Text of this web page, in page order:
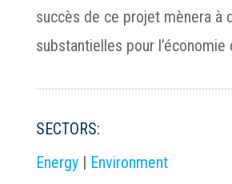
succès de ce projet mènera à
substantielles pour l’économie
SECTORS:
Energy| Environment